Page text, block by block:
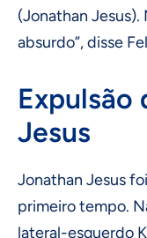
(Jonathan Jesus).
absurdo”, disse
Expulsão
Jesus
Jonathan Jesus
primeiro tempo.
lateral-esquerdo